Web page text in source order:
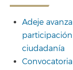
Adeje
ciudadanía